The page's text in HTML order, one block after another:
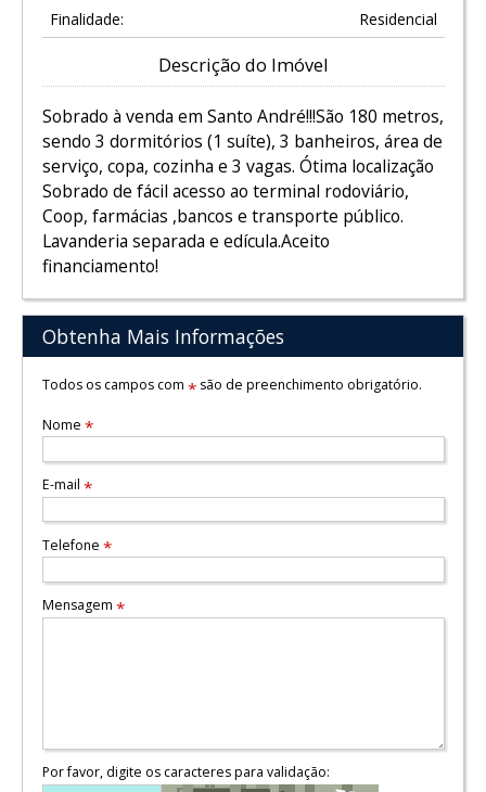
Finalidade: Residencial
Descrição do Imóvel
Sobrado à venda em Santo André!!!São 180 metros,
sendo 3 dormitórios (1 suíte), 3 banheiros, área de
serviço, copa, cozinha e 3 vagas. Ótima localização
Sobrado de fácil acesso ao terminal rodoviário,
Coop, farmácias ,bancos e transporte público.
Lavanderia separada e edícula.Aceito
financiamento!
Obtenha Mais Informações
Todos os campos com *são de preenchimento obrigatório.
Nome *
E-mail *
Telefone *
Mensagem *
Por favor, digite os caracteres para validação: